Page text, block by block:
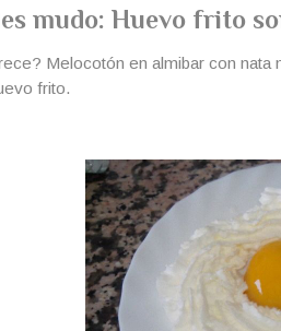
mudo: Huevo frito
Melocotón en almibar con
frito.